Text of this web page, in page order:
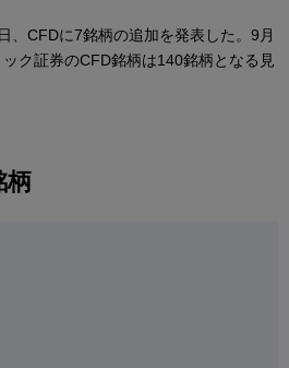
、CFDに7銘柄の追加を発表した。9月
ク証券のCFD銘柄は140銘柄となる見
柄